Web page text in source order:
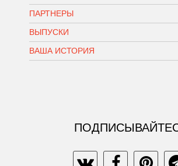
ПАРТНЕРЫ
ВЫПУСКИ
ВАША ИСТОРИЯ